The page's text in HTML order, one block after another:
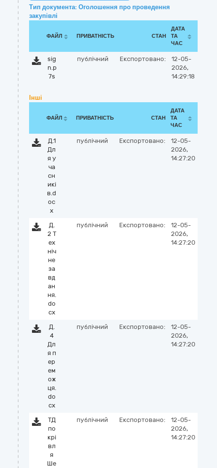
Тип документа: Оголошення про проведення
закупівлі
ФАЙЛ ПРИВАТНІСТЬ СТАН
ДАТА
ТА
ЧАС
sig
n.p
7s
публічний Експортовано:
12-05-
2026,
14:29:18
Інші
ФАЙЛ ПРИВАТНІСТЬ СТАН
ДАТА
ТА
ЧАС
Д.1
Дл
я у
ча
сн
икі
в.d
oc
x
публічний Експортовано:
12-05-
2026,
14:27:20
Д.
2 Т
ех
ніч
не
за
вд
ан
ня.
do
cx
публічний Експортовано:
12-05-
2026,
14:27:20
Д.
4
Дл
я п
ер
ем
ож
ця.
do
cx
публічний Експортовано:
12-05-
2026,
14:27:20
ТД
по
крі
вл
я
Ше
публічний Експортовано:
12-05-
2026,
14:27:20